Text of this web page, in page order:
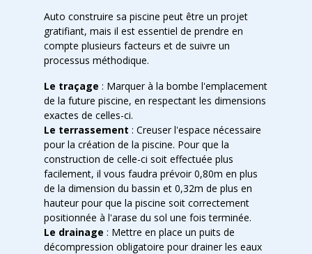
Auto construire sa piscine peut être un projet
gratifiant, mais il est essentiel de prendre en
compte plusieurs facteurs et de suivre un
processus méthodique.
Le traçage : Marquer à la bombe l'emplacement
de la future piscine, en respectant les dimensions
exactes de celles-ci.
Le terrassement : Creuser l'espace nécessaire
pour la création de la piscine. Pour que la
construction de celle-ci soit effectuée plus
facilement, il vous faudra prévoir 0,80m en plus
de la dimension du bassin et 0,32m de plus en
hauteur pour que la piscine soit correctement
positionnée à l'arase du sol une fois terminée.
Le drainage : Mettre en place un puits de
décompression obligatoire pour drainer les eaux